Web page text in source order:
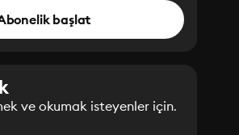
başlat
ve okumak isteyenler için.